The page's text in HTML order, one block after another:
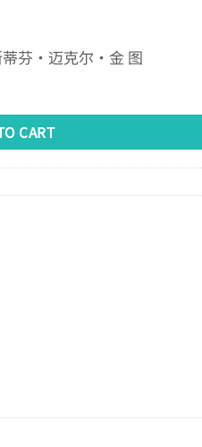
蒂芬·迈克尔·金 图
CART